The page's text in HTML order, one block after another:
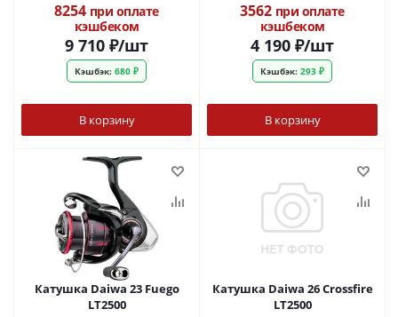
8254 при оплате
кэшбеком
9 710 ₽/шт
Кэшбэк: 680 ₽
В корзину
3562 при оплате
кэшбеком
4 190 ₽/шт
Кэшбэк: 293 ₽
В корзину
Катушка Daiwa 23 Fuego
LT2500
Катушка Daiwa 26 Crossfire
LT2500